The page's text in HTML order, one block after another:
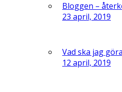
Bloggen –
23 april, 2019
Vad ska jag
12 april, 2019